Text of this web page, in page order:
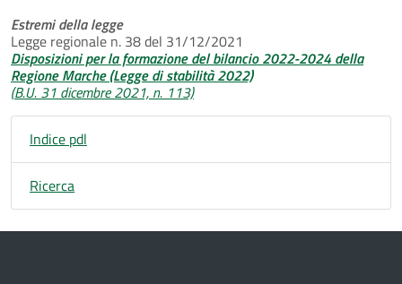
Estremi della legge
Legge regionale n. 38 del 31/12/2021
Disposizioni per la formazione del bilancio 2022-2024 della
Regione Marche (Legge di stabilità 2022)
(B.U. 31 dicembre 2021, n. 113)
Indice pdl
Ricerca